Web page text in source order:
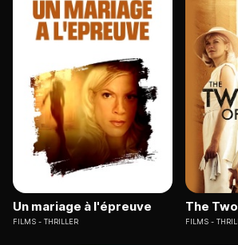
Un mariage à l'épreuve
FILMS THRILLER
The
FILMS